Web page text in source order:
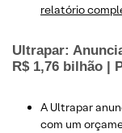
relatório
Ultrapar:
R$ 1,76 bilhão |
A Ultrapar
com um